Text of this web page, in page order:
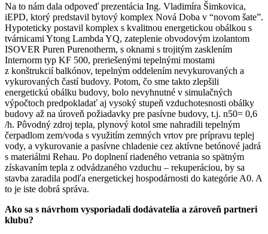
Na to nám dala odpoveď prezentácia Ing. Vladimíra Šimkovica,
iEPD, ktorý predstavil bytový komplex Nová Doba v “novom šate”.
Hypoteticky postavil komplex s kvalitnou energetickou obálkou s
tvárnicami Ytong Lambda YQ, zateplenie obvodovým izolantom
ISOVER Puren Purenotherm, s oknami s trojitým zasklením
Internorm typ KF 500, preriešenými tepelnými mostami
z konštrukcií balkónov, tepelným oddelením nevykurovaných a
vykurovaných častí budovy. Potom, čo sme takto zlepšili
energetickú obálku budovy, bolo nevyhnutné v simulačných
výpočtoch predpokladať aj vysoký stupeň vzduchotesnosti obálky
budovy až na úroveň požiadavky pre pasívne budovy, t.j. n50= 0,6
/h. Pôvodný zdroj tepla, plynový kotol sme nahradili tepelným
čerpadlom zem/voda s využitím zemných vrtov pre prípravu teplej
vody, a vykurovanie a pasívne chladenie cez aktívne betónové jadrá
s materiálmi Rehau. Po doplnení riadeného vetrania so spätným
získavaním tepla z odvádzaného vzduchu – rekuperáciou, by sa
stavba zaradila podľa energetickej hospodárnosti do kategórie A0. A
to je iste dobrá správa.
Ako sa s návrhom vysporiadali dodávatelia a zároveň partneri
klubu?